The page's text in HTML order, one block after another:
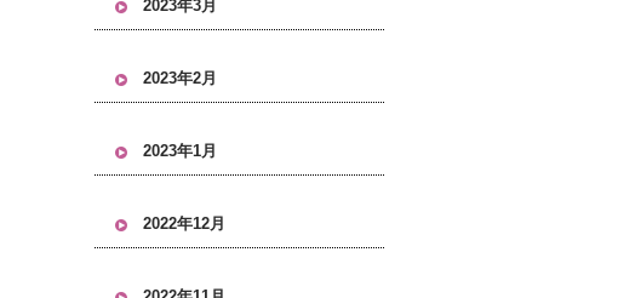
2023年3月
2023年2月
2023年1月
2022年12月